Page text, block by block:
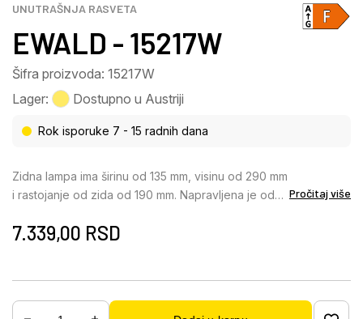
UNUTRAŠNJA RASVETA
EWALD - 15217W
Šifra proizvoda: 15217W
Lager:
Dostupno u Austriji
Rok isporuke 7 - 15 radnih dana
Zidna lampa ima širinu od 135 mm, visinu od 290 mm
i rastojanje od zida od 190 mm. Napravljena je od
usmeren nagore. Zidna lampa je opremljena LED
je moderan i elegantan element osvetljenja,
Pročitaj više
7.339,00 RSD